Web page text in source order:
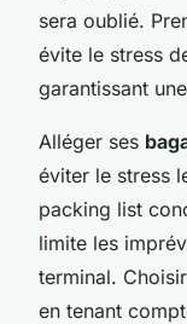
sera oublié.
évite le stress
garantissant
Alléger ses
éviter le stress
packing list
limite les
terminal.
en tenant